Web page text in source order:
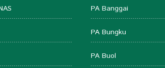
PA Banggai
PA Bungku
PA Buol